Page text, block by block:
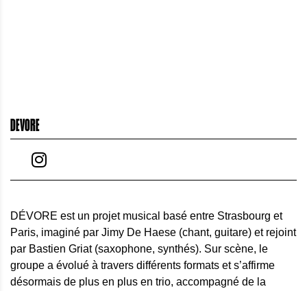
DEVORE
DÉVORE est un projet musical basé entre Strasbourg et
Paris, imaginé par Jimy De Haese (chant, guitare) et rejoint
par Bastien Griat (saxophone, synthés). Sur scène, le
groupe a évolué à travers différents formats et s’affirme
désormais de plus en plus en trio, accompagné de la